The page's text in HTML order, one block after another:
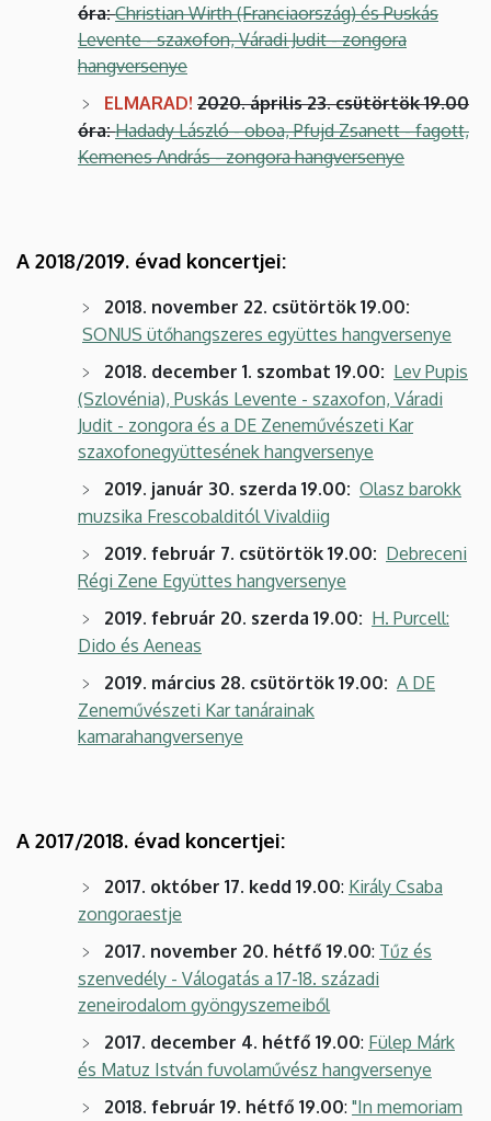
óra:Christian Wirth (Franciaország) és Puskás
Levente - szaxofon, Váradi Judit - zongora
hangversenye
ELMARAD! 2020. április 23. csütörtök 19.00
óra:Hadady László - oboa, Pfujd Zsanett - fagott,
Kemenes András - zongora hangversenye
A 2018/2019. évad koncertjei:
2018. november 22. csütörtök 19.00:
SONUS ütőhangszeres együttes hangversenye
2018. december 1. szombat 19.00: Lev Pupis
(Szlovénia), Puskás Levente - szaxofon, Váradi
Judit - zongora és a DE Zeneművészeti Kar
szaxofonegyüttesének hangversenye
2019. január 30. szerda 19.00: Olasz barokk
muzsika Frescobalditól Vivaldiig
2019. február 7. csütörtök 19.00: Debreceni
Régi Zene Együttes hangversenye
2019. február 20. szerda 19.00: H. Purcell:
Dido és Aeneas
2019. március 28. csütörtök 19.00: A DE
Zeneművészeti Kar tanárainak
kamarahangversenye
A 2017/2018. évad koncertjei:
2017. október 17. kedd 19.00: Király Csaba
zongoraestje
2017. november 20. hétfő 19.00: Tűz és
szenvedély - Válogatás a 17-18. századi
zeneirodalom gyöngyszemeiből
2017. december 4. hétfő 19.00: Fülep Márk
és Matuz István fuvolaművész hangversenye
2018. február 19. hétfő 19.00: "In memoriam